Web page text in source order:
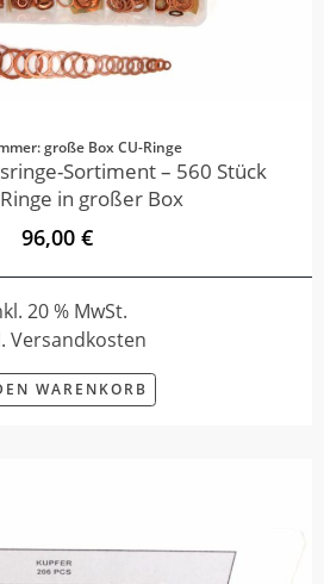
große Box CU-Ringe
Sortiment – 560 Stück
in großer Box
96,00 €
20 % MwSt.
Versandkosten
WARENKORB